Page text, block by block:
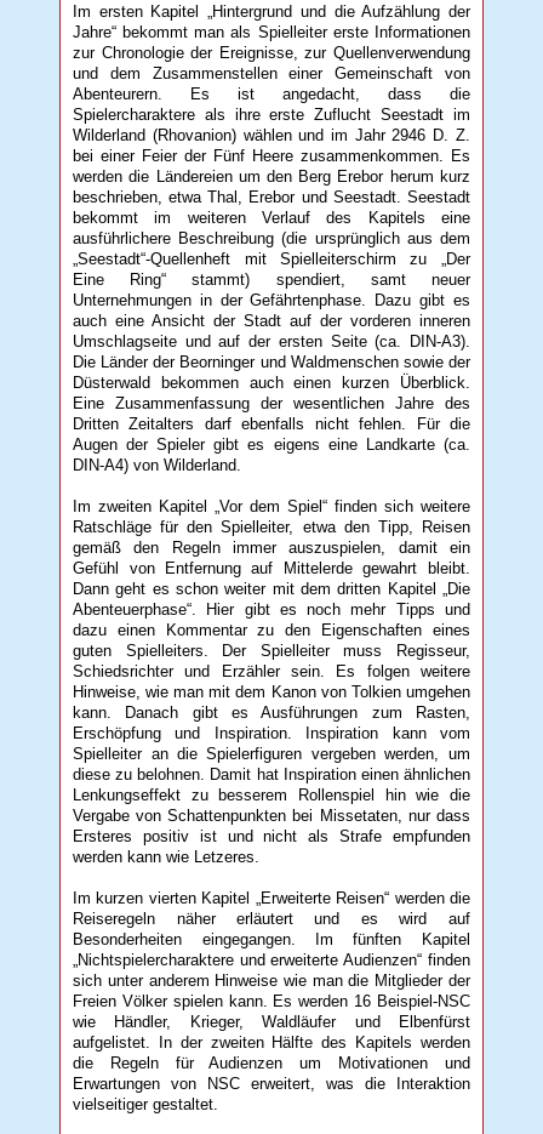
Im ersten Kapitel „Hintergrund und die Aufzählung der
Jahre“ bekommt man als Spielleiter erste Informationen
zur Chronologie der Ereignisse, zur Quellenverwendung
und dem Zusammenstellen einer Gemeinschaft von
Abenteurern. Es ist angedacht, dass die
Spielercharaktere als ihre erste Zuflucht Seestadt im
Wilderland (Rhovanion) wählen und im Jahr 2946 D. Z.
bei einer Feier der Fünf Heere zusammenkommen. Es
werden die Ländereien um den Berg Erebor herum kurz
beschrieben, etwa Thal, Erebor und Seestadt. Seestadt
bekommt im weiteren Verlauf des Kapitels eine
ausführlichere Beschreibung (die ursprünglich aus dem
„Seestadt“-Quellenheft mit Spielleiterschirm zu „Der
Eine Ring“ stammt) spendiert, samt neuer
Unternehmungen in der Gefährtenphase. Dazu gibt es
auch eine Ansicht der Stadt auf der vorderen inneren
Umschlagseite und auf der ersten Seite (ca. DIN-A3).
Die Länder der Beorninger und Waldmenschen sowie der
Düsterwald bekommen auch einen kurzen Überblick.
Eine Zusammenfassung der wesentlichen Jahre des
Dritten Zeitalters darf ebenfalls nicht fehlen. Für die
Augen der Spieler gibt es eigens eine Landkarte (ca.
DIN-A4) von Wilderland.
Im zweiten Kapitel „Vor dem Spiel“ finden sich weitere
Ratschläge für den Spielleiter, etwa den Tipp, Reisen
gemäß den Regeln immer auszuspielen, damit ein
Gefühl von Entfernung auf Mittelerde gewahrt bleibt.
Dann geht es schon weiter mit dem dritten Kapitel „Die
Abenteuerphase“. Hier gibt es noch mehr Tipps und
dazu einen Kommentar zu den Eigenschaften eines
guten Spielleiters. Der Spielleiter muss Regisseur,
Schiedsrichter und Erzähler sein. Es folgen weitere
Hinweise, wie man mit dem Kanon von Tolkien umgehen
kann. Danach gibt es Ausführungen zum Rasten,
Erschöpfung und Inspiration. Inspiration kann vom
Spielleiter an die Spielerfiguren vergeben werden, um
diese zu belohnen. Damit hat Inspiration einen ähnlichen
Lenkungseffekt zu besserem Rollenspiel hin wie die
Vergabe von Schattenpunkten bei Missetaten, nur dass
Ersteres positiv ist und nicht als Strafe empfunden
werden kann wie Letzeres.
Im kurzen vierten Kapitel „Erweiterte Reisen“ werden die
Reiseregeln näher erläutert und es wird auf
Besonderheiten eingegangen. Im fünften Kapitel
„Nichtspielercharaktere und erweiterte Audienzen“ finden
sich unter anderem Hinweise wie man die Mitglieder der
Freien Völker spielen kann. Es werden 16 Beispiel-NSC
wie Händler, Krieger, Waldläufer und Elbenfürst
aufgelistet. In der zweiten Hälfte des Kapitels werden
die Regeln für Audienzen um Motivationen und
Erwartungen von NSC erweitert, was die Interaktion
vielseitiger gestaltet.